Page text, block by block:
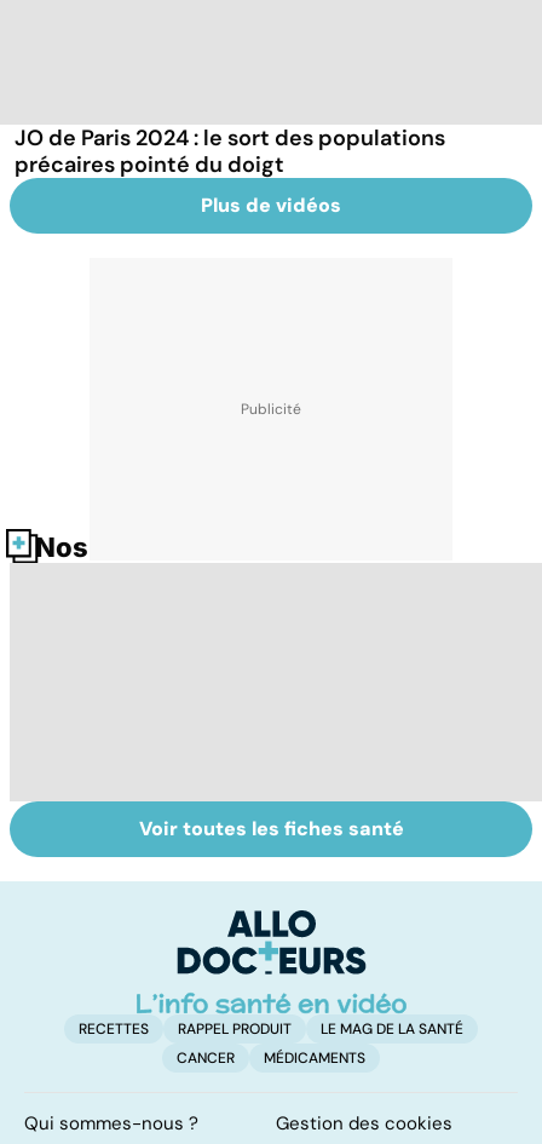
JO de Paris 2024 : le sort des populations
précaires pointé du doigt
Plus de vidéos
Nos fiches santé
Tout savoir sur
les infections
Inflammation des
amygdales : que
d'angine ?
Voir toutes les fiches santé
RECETTES RAPPEL PRODUIT
LE MAG DE LA SANTÉ
CANCER
MÉDICAMENTS
Qui sommes-nous ?
Gestion des cookies